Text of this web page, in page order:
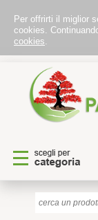
Per offrirti il miglior
cookies.
cookies.